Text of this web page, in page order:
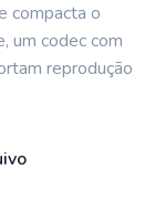
compacta o
um codec com
reprodução